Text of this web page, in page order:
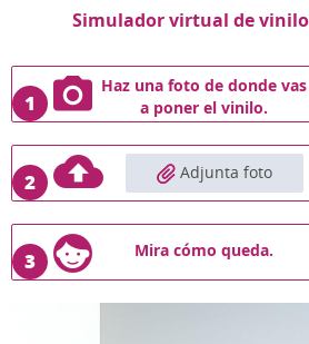
Simulador virtual de
1
Haz una foto de donde vas
a poner el vinilo.
2 Adjunta foto
3 Mira cómo queda.